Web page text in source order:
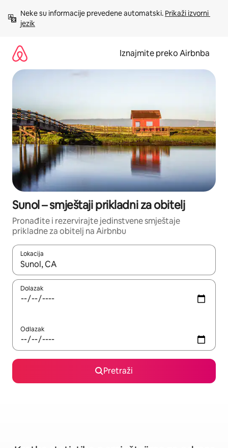
sadržaj
Neke su informacije prevedene automatski. Prikaži izvorni
jezik
Iznajmite preko Airbnba
Sunol – smještaji prikladni za obitelj
Pronađite i rezervirajte jedinstvene smještaje
prikladne za obitelj na Airbnbu
Lokacija
Kada budu dostupni rezultati, moći ćete ih pregledati
Dolazak
Odlazak
Pretraži